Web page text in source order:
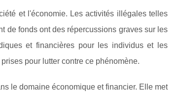
et l'économie. Les activités illégales telles
de fonds ont des répercussions graves sur les
et financières pour les individus et les
pour lutter contre ce phénomène.
le domaine économique et financier. Elle met